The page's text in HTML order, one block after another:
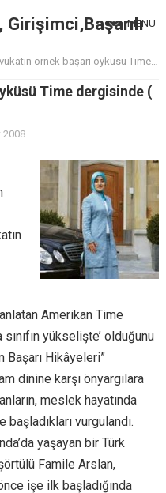
MENU
örnek başarı öyküsü Time dergisinde ( Famile Arslan )
Time dergisinde (
2008
Amerikan Time
yükselişte’ olduğunu
Başarı Hikâyeleri”
dinine karşı önyargılara
meslek hayatında
vurgulandı.
yaşayan bir Türk
Famile Arslan,
işe ilk başladığında